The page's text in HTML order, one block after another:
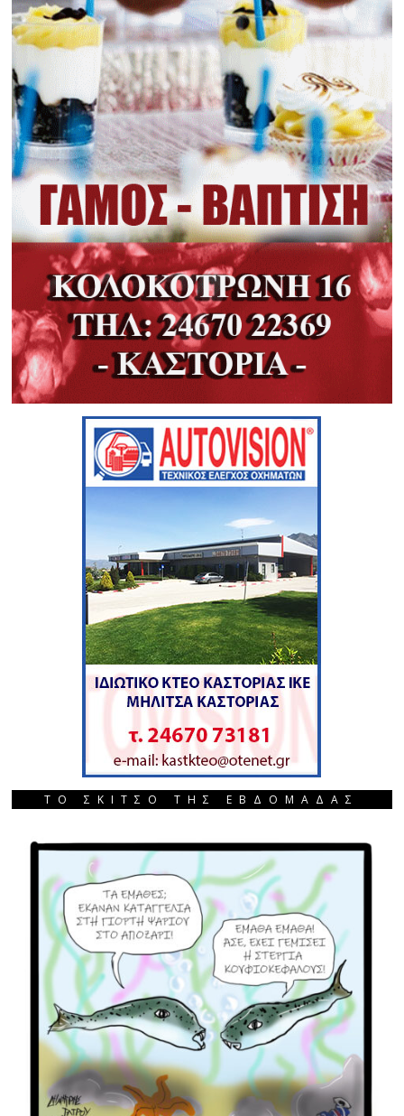
ΤΟ ΣΚΙΤΣΟ ΤΗΣ ΕΒΔΟΜΑΔΑΣ